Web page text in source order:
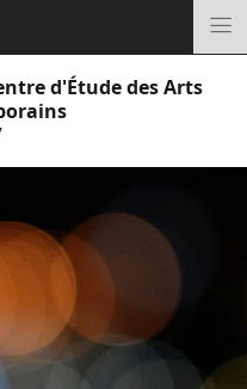
d'Étude des Arts